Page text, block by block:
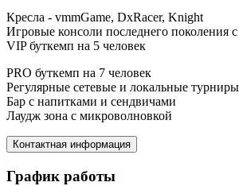
Кресла - vmmGame, DxRacer, Knight
Игровые консоли последнего
VIP буткемп на 5 человек
PRO буткемп на 7 человек
Регулярные сетевые и локальные турниры
Бар с напитками и сендвичами
Лаудж зона с микроволновкой
Контактная информация
График работы